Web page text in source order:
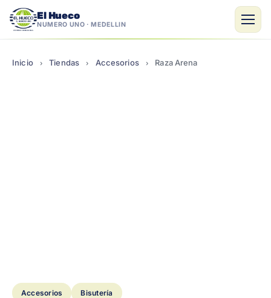
El Hueco
NÚMERO UNO · MEDELLÍN
Inicio › Tiendas › Accesorios › Raza Arena
Accesorios Bisutería